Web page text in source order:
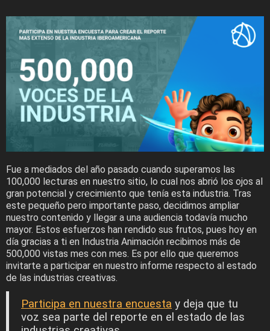
Fue a mediados del año pasado cuando superamos las
100,000 lecturas en nuestro sitio, lo cual nos abrió los ojos al
gran potencial y crecimiento que tenía esta industria. Tras
este pequeño pero importante paso, decidimos ampliar
nuestro contenido y llegar a una audiencia todavía mucho
mayor. Estos esfuerzos han rendido sus frutos, pues hoy en
día gracias a ti en Industria Animación recibimos más de
500,000 vistas mes con mes. Es por ello que queremos
invitarte a participar en nuestro informe respecto al estado
de las industrias creativas.
Participa en nuestra encuesta y deja que tu
voz sea parte del reporte en el estado de las